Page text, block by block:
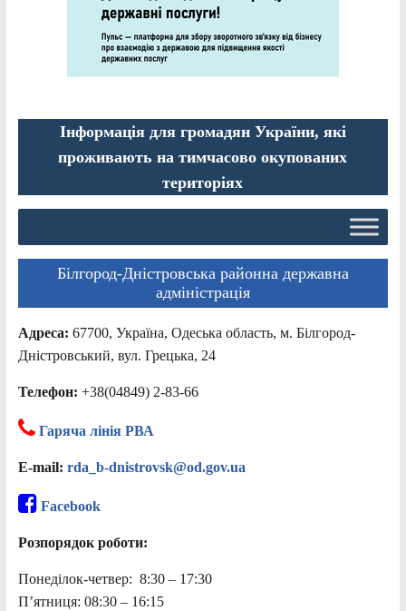
Інформація для громадян України, які
проживають на тимчасово окупованих
територіях
Білгород-Дністровська районна державна
адміністрація
Адреса: 67700, Україна, Одеська область, м. Білгород-
Дністровський, вул. Грецька, 24
Телефон: +38(04849) 2-83-66
Гаряча лінія РВА
E-mail: rda_b-dnistrovsk@od.gov.ua
Facebook
Розпорядок роботи:
Понеділок-четвер: 8:30 – 17:30
П’ятниця: 08:30 – 16:15